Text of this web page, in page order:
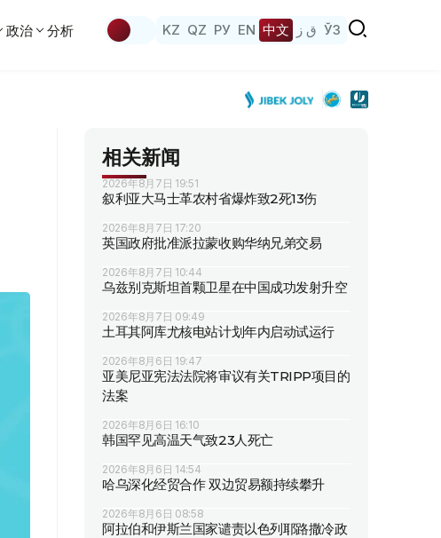
政治 分析 KZ QZ РУ EN 中文 ق ز ЎЗ
相关新闻
2026年8月7日 19:51
叙利亚大马士革农村省爆炸致2死13伤
2026年8月7日 17:20
英国政府批准派拉蒙收购华纳兄弟交易
2026年8月7日 10:44
乌兹别克斯坦首颗卫星在中国成功发射升空
2026年8月7日 09:49
土耳其阿库尤核电站计划年内启动试运行
2026年8月6日 19:47
亚美尼亚宪法法院将审议有关TRIPP项目的
法案
2026年8月6日 16:10
韩国罕见高温天气致23人死亡
2026年8月6日 14:54
哈乌深化经贸合作 双边贸易额持续攀升
2026年8月6日 08:58
阿拉伯和伊斯兰国家谴责以色列耶路撒冷政